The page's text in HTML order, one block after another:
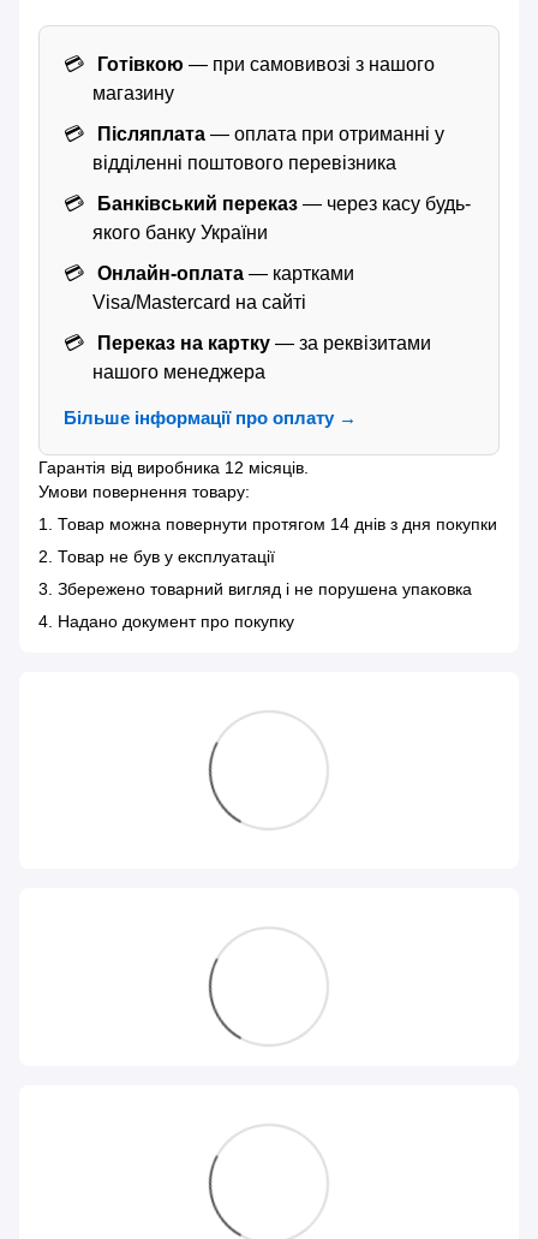
Готівкою — при самовивозі з нашого
магазину
Післяплата — оплата при отриманні у
відділенні поштового перевізника
Банківський переказ — через касу будь-
якого банку України
Онлайн-оплата — картками
Visa/Mastercard на сайті
Переказ на картку — за реквізитами
нашого менеджера
Більше інформації про оплату →
Гарантія від виробника 12 місяців.
Умови повернення товару:
1. Товар можна повернути протягом 14 днів з дня покупки
2. Товар не був у експлуатації
3. Збережено товарний вигляд і не порушена упаковка
4. Надано документ про покупку